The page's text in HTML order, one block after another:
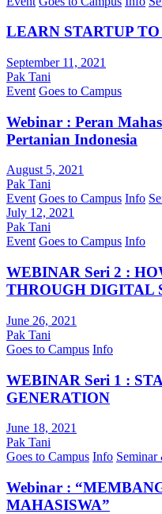
LEARN STARTUP
September 11, 2021
Pak Tani
Event Goes to Campus
Webinar : Peran
Pertanian Indonesia
August 5, 2021
Pak Tani
Event Goes to Campus Info
July 12, 2021
Pak Tani
Event Goes to Campus Info
WEBINAR Seri 2 :
THROUGH DIGITAL
June 26, 2021
Pak Tani
Goes to Campus Info
WEBINAR Seri 1 :
GENERATION
June 18, 2021
Pak Tani
Goes to Campus Info
Webinar :
MAHASISWA”